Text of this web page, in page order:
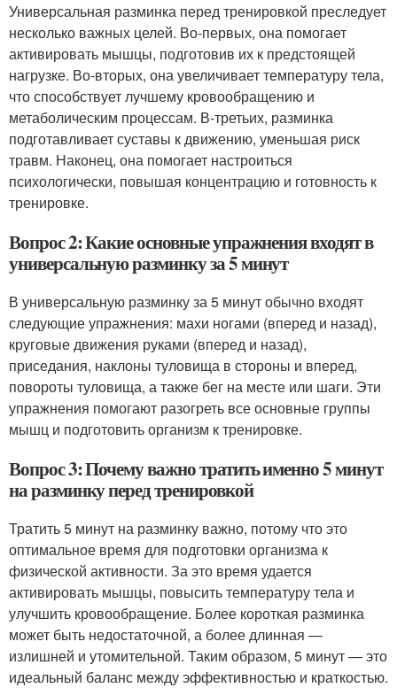
Универсальная разминка перед тренировкой преследует
несколько важных целей. Во-первых, она помогает
активировать мышцы, подготовив их к предстоящей
нагрузке. Во-вторых, она увеличивает температуру тела,
что способствует лучшему кровообращению и
метаболическим процессам. В-третьих, разминка
подготавливает суставы к движению, уменьшая риск
травм. Наконец, она помогает настроиться
психологически, повышая концентрацию и готовность к
тренировке.
Вопрос 2: Какие основные упражнения входят в
универсальную разминку за 5 минут
В универсальную разминку за 5 минут обычно входят
следующие упражнения: махи ногами (вперед и назад),
круговые движения руками (вперед и назад),
приседания, наклоны туловища в стороны и вперед,
повороты туловища, а также бег на месте или шаги. Эти
упражнения помогают разогреть все основные группы
мышц и подготовить организм к тренировке.
Вопрос 3: Почему важно тратить именно 5 минут
на разминку перед тренировкой
Тратить 5 минут на разминку важно, потому что это
оптимальное время для подготовки организма к
физической активности. За это время удается
активировать мышцы, повысить температуру тела и
улучшить кровообращение. Более короткая разминка
может быть недостаточной, а более длинная —
излишней и утомительной. Таким образом, 5 минут — это
идеальный баланс между эффективностью и краткостью.